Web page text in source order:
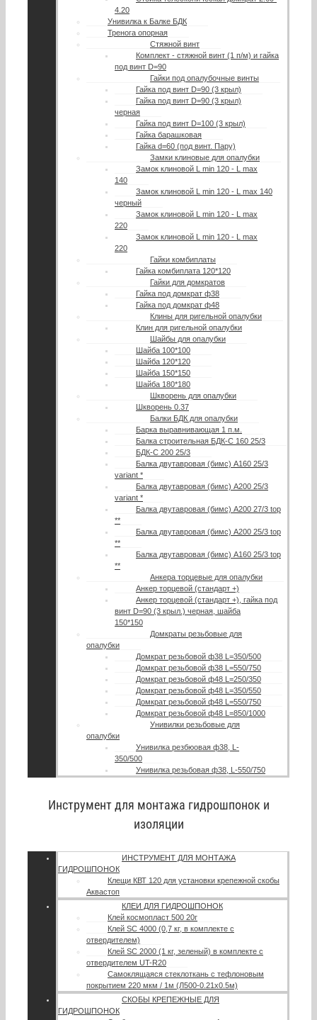
4.20
Унивилка к Балке БДК
Тренога опорная
Стяжной винт
Комплект - стяжной винт (1 п/м) и гайка
под винт D=90
Гайки под опалубочные винты
Гайка под винт D=90 (3 крыл)
Гайка под винт D=90 (3 крыл)
черная
Гайка под винт D=100 (3 крыл)
Гайка барашковая
Гайка d=60 (под винт. Пару)
Замки клиновые для опалубки
Замок клиновой L min 120 - L max
140
Замок клиновой L min 120 - L max 140
черный
Замок клиновой L min 120 - L max
220
Замок клиновой L min 120 - L max
220
Гайки комбиплаты
Гайка комбиплата 120*120
Гайки для домкратов
Гайка под домкрат ф38
Гайка под домкрат ф48
Клины для ригельной опалубки
Клин для ригельной опалубки
Шайбы для опалубки
Шайба 100*100
Шайба 120*120
Шайба 150*150
Шайба 180*180
Шкворень для опалубки
Шкворень 0.37
Балки БДК для опалубки
Барка выравнивающая 1 п.м.
Балка строительная БДК-С 160 25/3
БДК-С 200 25/3
Балка двутавровая (бимс) А160 25/3
variant *
Балка двутавровая (бимс) А200 25/3
variant *
Балка двутавровая (бимс) А200 27/3 top
**
Балка двутавровая (бимс) A200 25/3 top
**
Балка двутавровая (бимс) A160 25/3 top
**
Анкера торцевые для опалубки
Анкер торцевой (стандарт +)
Анкер торцевой (стандарт +), гайка под
винт D=90 (3 крыл.) черная, шайба
150*150
Домкраты резьбовые для
опалубки
Домкрат резьбовой ф38 L=350/500
Домкрат резьбовой ф38 L=550/750
Домкрат резьбовой ф48 L=250/350
Домкрат резьбовой ф48 L=350/550
Домкрат резьбовой ф48 L=550/750
Домкрат резьбовой ф48 L=850/1000
Унивилки резьбовые для
опалубки
Унивилка резбюовая ф38, L-
350/500
Унивилка резьбовая ф38, L-550/750
Инструмент для монтажа гидрошпонок и
изоляции
ИНСТРУМЕНТ ДЛЯ МОНТАЖА
ГИДРОШПОНОК
Клещи КВТ 120 для установки крепежной скобы
Аквастоп
КЛЕИ ДЛЯ ГИДРОШПОНОК
Клей космопласт 500 20г
Клей SC 4000 (0,7 кг, в комплекте с
отвердителем)
Клей SC 2000 (1 кг, зеленый) в комплекте с
отвердителем UT-R20
Самоклящаяся стеклоткань с тефлоновым
покрытием 220 мкм / 1м (Л500-0.21х0.5м)
СКОБЫ КРЕПЕЖНЫЕ ДЛЯ
ГИДРОШПОНОК